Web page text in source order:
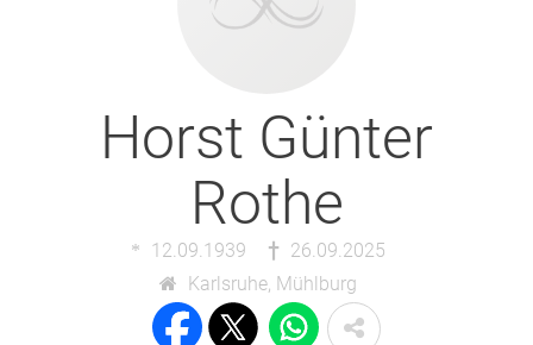
Horst Günter
Rothe
12.09.1939
26.09.2025
Karlsruhe, Mühlburg